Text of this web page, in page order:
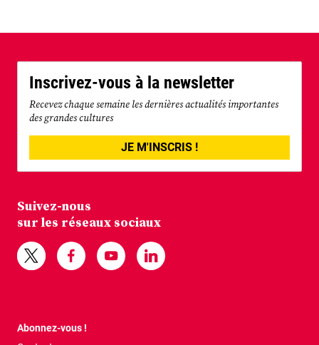
Inscrivez-vous à la newsletter
Recevez chaque semaine les dernières actualités importantes
des grandes cultures
JE M'INSCRIS !
Suivez-nous
sur les réseaux sociaux
Abonnez-vous !